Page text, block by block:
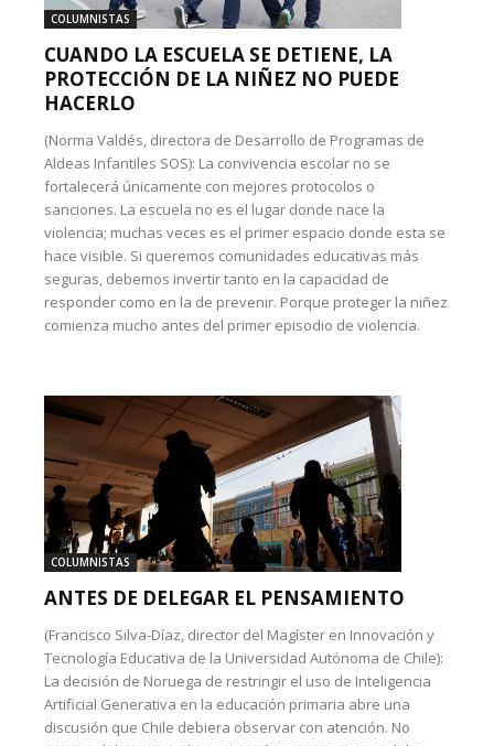
COLUMNISTAS
CUANDO LA ESCUELA SE DETIENE, LA
PROTECCIÓN DE LA NIÑEZ NO PUEDE
HACERLO
(Norma Valdés, directora de Desarrollo de Programas de
Aldeas Infantiles SOS): La convivencia escolar no se
fortalecerá únicamente con mejores protocolos o
sanciones. La escuela no es el lugar donde nace la
violencia; muchas veces es el primer espacio donde esta se
hace visible. Si queremos comunidades educativas más
seguras, debemos invertir tanto en la capacidad de
responder como en la de prevenir. Porque proteger la niñez
comienza mucho antes del primer episodio de violencia.
COLUMNISTAS
ANTES DE DELEGAR EL PENSAMIENTO
(Francisco Silva-Díaz, director del Magíster en Innovación y
Tecnología Educativa de la Universidad Autónoma de Chile):
La decisión de Noruega de restringir el uso de Inteligencia
Artificial Generativa en la educación primaria abre una
discusión que Chile debiera observar con atención. No